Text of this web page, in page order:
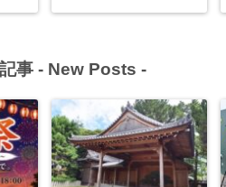
事 - New Posts -